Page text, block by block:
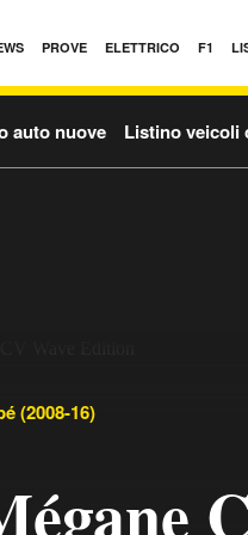
PROVE ELETTRICO F1
auto nuove Listino veicoli
(2008-16)